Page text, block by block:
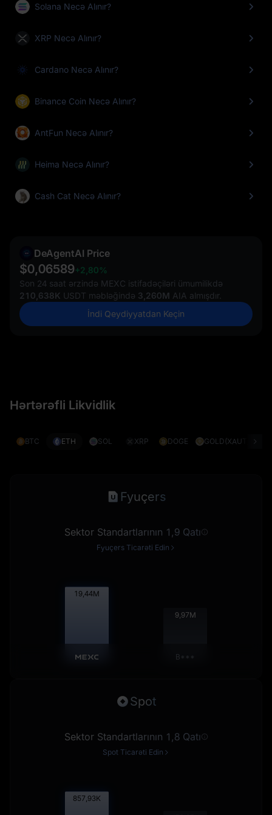
Solana Necə Alınır?
XRP Necə Alınır?
Cardano Necə Alınır?
Binance Coin Necə Alınır?
AntFun Necə Alınır?
Heima Necə Alınır?
Cash Cat Necə Alınır?
DeAgentAI Price
$0,06589+2,80%
Son 24 saat ərzində MEXC istifadəçiləri ümumilikdə
210,638K USDT məbləğində 3,260M AIA almışdır.
İndi Qeydiyyatdan Keçin
Hərtərəfli Likvidlik
BTC ETH SOL XRP DOGE GOLD(XAUT)
Fyuçers
Sektor Standartlarının 1,9 Qatı
Fyuçers Ticarəti Edin
19,46M
9,98M
B***
Spot
Sektor Standartlarının 1,8 Qatı
Spot Ticarəti Edin
858,83K